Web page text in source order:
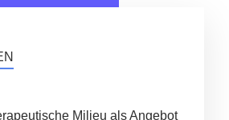
Milieu als Angebot